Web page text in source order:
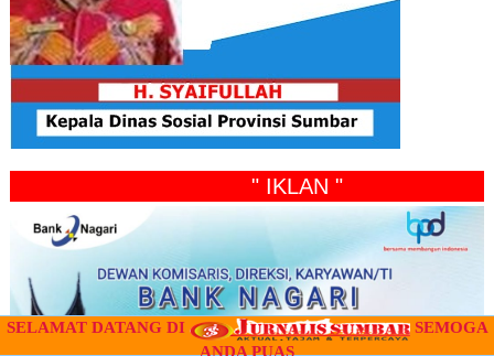
" IKLAN "
SELAMAT DATANG DI
SEMOGA
ANDA PUAS